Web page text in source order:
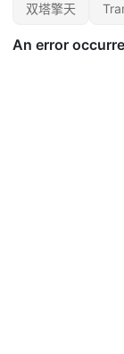
双塔擎天